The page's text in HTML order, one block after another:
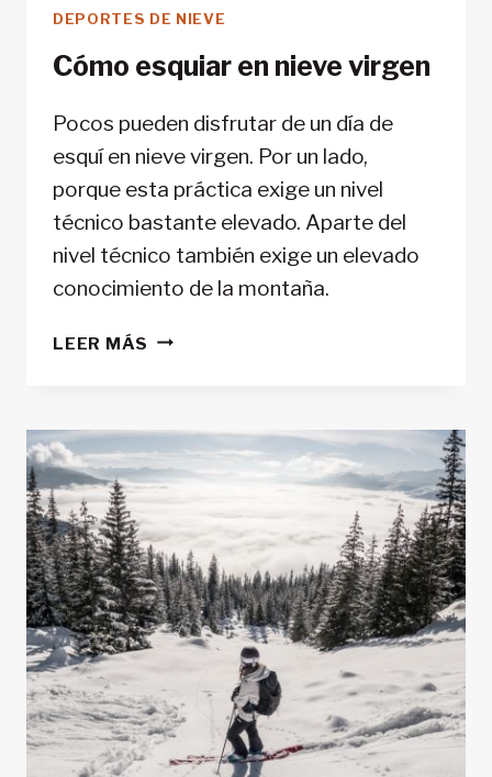
DEPORTES DE NIEVE
Cómo esquiar en nieve virgen
Pocos pueden disfrutar de un día de
esquí en nieve virgen. Por un lado,
porque esta práctica exige un nivel
técnico bastante elevado. Aparte del
nivel técnico también exige un elevado
conocimiento de la montaña.
LEER MÁS CÓMO